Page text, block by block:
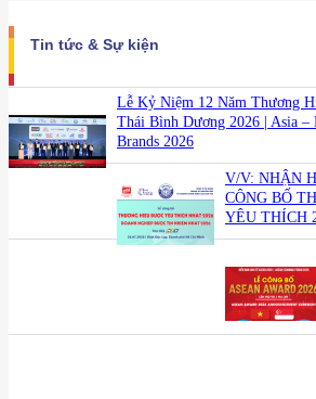
Tin tức & Sự kiện
Lễ Kỷ Niệm 12 Năm Thương
Thái Bình Dương 2026 | Asia –
Brands 2026
V/V: NHẬN
CÔNG BỐ
YÊU THÍCH